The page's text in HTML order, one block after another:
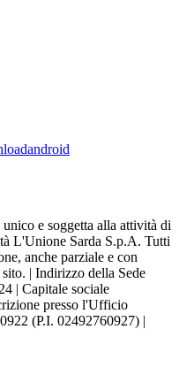
android
e soggetta alla attività di
L'Unione Sarda S.p.A. Tutti
anche parziale e con
| Indirizzo della Sede
| Capitale sociale
presso l'Ufficio
(P.I. 02492760927) |